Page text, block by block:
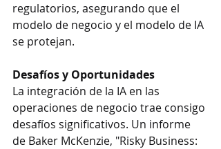
regulatorios, asegurando que el
modelo de negocio y el modelo de IA
se protejan.
Desafíos y Oportunidades
La integración de la IA en las
operaciones de negocio trae consigo
desafíos significativos. Un informe
de Baker McKenzie, "Risky Business: